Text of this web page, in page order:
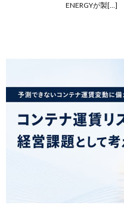
ENERGYが製[…]